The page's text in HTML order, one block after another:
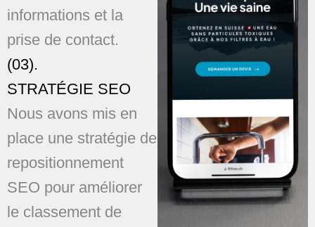
informations et la
prise de contact.
(03).
STRATÉGIE SEO
Nous avons mis en
place une stratégie de
repositionnement
SEO pour améliorer
le classement de